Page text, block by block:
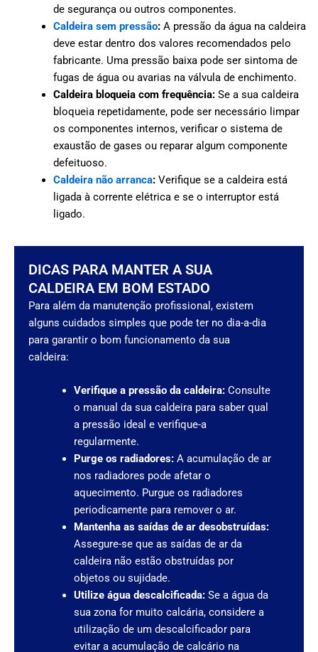
de segurança ou outros componentes.
Caldeira sem pressão: A pressão da água na caldeira
deve estar dentro dos valores recomendados pelo
fabricante. Uma pressão baixa pode ser sintoma de
fugas de água ou avarias na válvula de enchimento.
Caldeira bloqueia com frequência: Se a sua caldeira
bloqueia repetidamente, pode ser necessário limpar
os componentes internos, verificar o sistema de
exaustão de gases ou reparar algum componente
defeituoso.
Caldeira não arranca: Verifique se a caldeira está
ligada à corrente elétrica e se o interruptor está
ligado.
DICAS PARA MANTER A SUA
CALDEIRA EM BOM ESTADO
Para além da manutenção profissional, existem
alguns cuidados simples que pode ter no dia-a-dia
para garantir o bom funcionamento da sua
caldeira:
Verifique a pressão da caldeira:Consulte
o manual da sua caldeira para saber qual
a pressão ideal e verifique-a
regularmente.
Purge os radiadores:A acumulação de ar
nos radiadores pode afetar o
aquecimento. Purgue os radiadores
periodicamente para remover o ar.
Mantenha as saídas de ar desobstruídas:
Assegure-se que as saídas de ar da
caldeira não estão obstruídas por
objetos ou sujidade.
Utilize água descalcificada:Se a água da
sua zona for muito calcária, considere a
utilização de um descalcificador para
evitar a acumulação de calcário na